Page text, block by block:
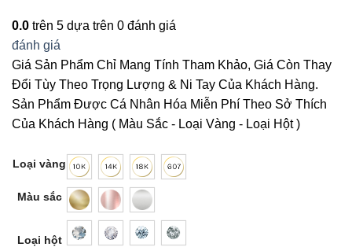
0.0 trên 5 dựa trên 0 đánh giá
đánh giá
Giá Sản Phẩm Chỉ Mang Tính Tham Khảo, Giá Còn Thay
Đổi Tùy Theo Trọng Lượng & Ni Tay Của Khách Hàng.
Sản Phẩm Được Cá Nhân Hóa Miễn Phí Theo Sở Thích
Của Khách Hàng ( Màu Sắc - Loại Vàng - Loại Hột )
Loại vàng
Màu sắc
Loại hột